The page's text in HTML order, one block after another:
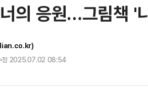
의 응원…그림책 '
2025.07.02 08:54